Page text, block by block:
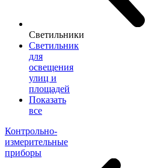
Светильники
Светильник
для
освещения
улиц и
площадей
Показать
все
Контрольно-
измерительные
приборы